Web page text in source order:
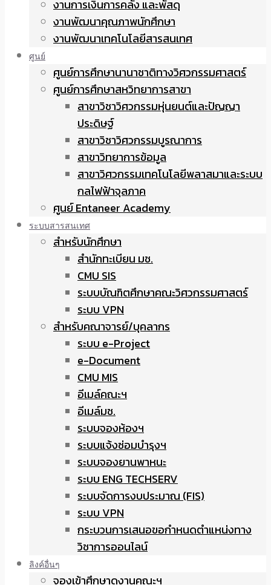
งานการเงินการคลัง และพัสดุ
งานพัฒนาคุณภาพนักศึกษา
งานพัฒนาเทคโนโลยีสารสนเทศ
ศูนย์
ศูนย์การศึกษานานาชาติทางวิศวกรรมศาสตร์
ศูนย์การศึกษาสหวิทยาการสาขา
สาขาวิชาวิศวกรรมหุ่นยนต์และปัญญา
ประดิษฐ์
สาขาวิชาวิศวกรรมบูรณาการ
สาขาวิทยาการข้อมูล
สาขาวิศวกรรมเทคโนโลยีพลาสมาและระบบ
กลไฟฟ้าจุลภาค
ศูนย์ Entaneer Academy
ระบบสารสนเทศ
สำหรับนักศึกษา
สำนักทะเบียน มช.
CMU SIS
ระบบบัณฑิตศึกษาคณะวิศวกรรมศาสตร์
ระบบ VPN
สำหรับคณาจารย์/บุคลากร
ระบบ e-Project
e-Document
CMU MIS
อีเมล์คณะฯ
อีเมล์มช.
ระบบจองห้องฯ
ระบบแจ้งซ่อมบำรุงฯ
ระบบจองยานพาหนะ
ระบบ ENG TECHSERV
ระบบจัดการงบประมาณ (FIS)
ระบบ VPN
กระบวนการเสนอขอกำหนดตำแหน่งทาง
วิชาการออนไลน์
ลิงค์อื่นๆ
จองเข้าศึกษาดูงานคณะฯ